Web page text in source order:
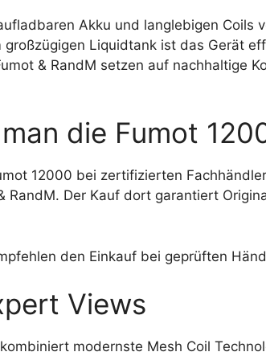
Akku und langlebigen Coils
Liquidtank ist das Gerät
& RandM setzen auf nachhaltige
die Fumot
12000 bei zertifizierten
RandM. Der Kauf dort garantiert
den Einkauf bei geprüften
Views
modernste Mesh Coil